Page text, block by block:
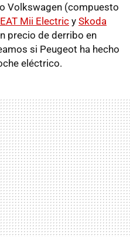
Volkswagen (compuesto
Mii Electric y Skoda
precio de derribo en
si Peugeot ha hecho
eléctrico.